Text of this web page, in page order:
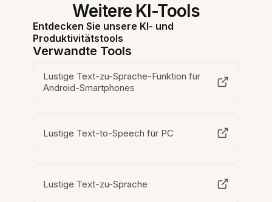
Weitere KI-Tools
Entdecken Sie unsere KI- und
Produktivitätstools
Verwandte Tools
Lustige Text-zu-Sprache-Funktion für
Android-Smartphones
Lustige Text-to-Speech für PC
Lustige Text-zu-Sprache